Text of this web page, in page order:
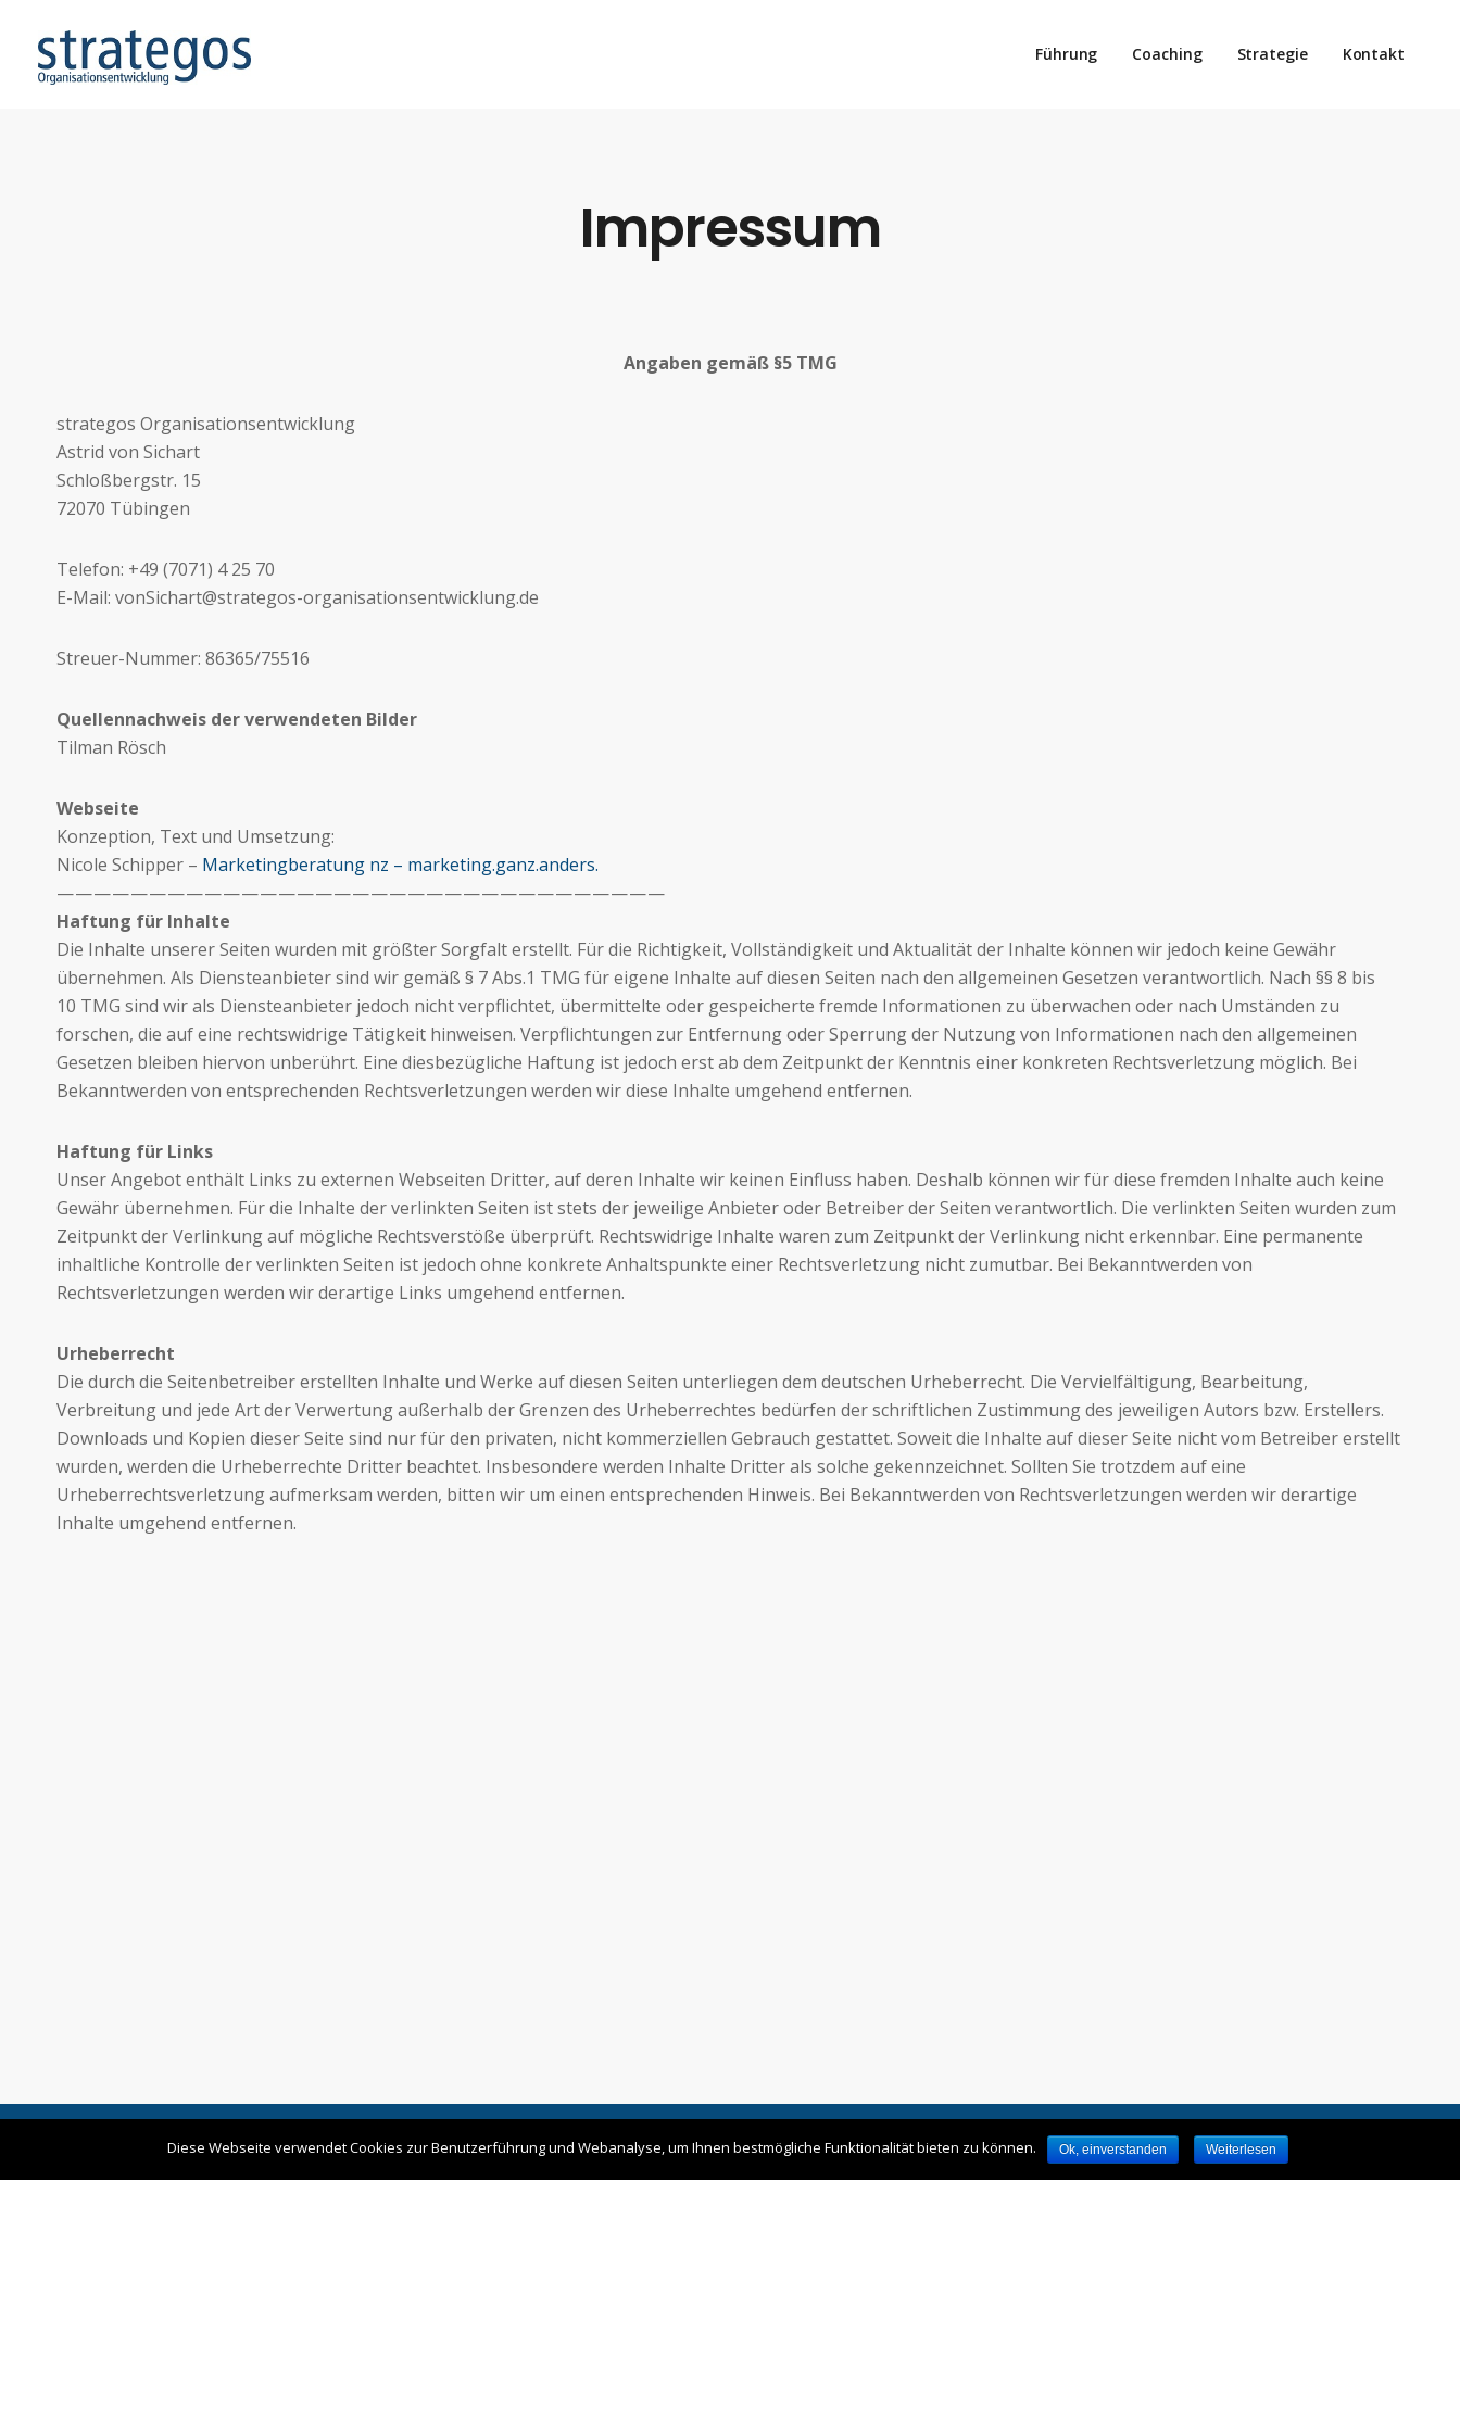
Führung Coaching Strategie Kontakt
Impressum
Angaben gemäß §5 TMG
strategos Organisationsentwicklung
Astrid von Sichart
Schloßbergstr. 15
72070 Tübingen
Telefon: +49 (7071) 4 25 70
E-Mail: vonSichart@strategos-organisationsentwicklung.de
Streuer-Nummer: 86365/75516
Quellennachweis der verwendeten Bilder
Tilman Rösch
Webseite
Konzeption, Text und Umsetzung:
Nicole Schipper – Marketingberatung nz – marketing.ganz.anders.
— — — — — — — — — — — — — — — — — — — — — — — — — — — — — — — — —
Haftung für Inhalte
Die Inhalte unserer Seiten wurden mit größter Sorgfalt erstellt. Für die Richtigkeit, Vollständigkeit und Aktualität der Inhalte können wir jedoch keine Gewähr
übernehmen. Als Diensteanbieter sind wir gemäß § 7 Abs.1 TMG für eigene Inhalte auf diesen Seiten nach den allgemeinen Gesetzen verantwortlich. Nach §§ 8 bis
10 TMG sind wir als Diensteanbieter jedoch nicht verpflichtet, übermittelte oder gespeicherte fremde Informationen zu überwachen oder nach Umständen zu
forschen, die auf eine rechtswidrige Tätigkeit hinweisen. Verpflichtungen zur Entfernung oder Sperrung der Nutzung von Informationen nach den allgemeinen
Gesetzen bleiben hiervon unberührt. Eine diesbezügliche Haftung ist jedoch erst ab dem Zeitpunkt der Kenntnis einer konkreten Rechtsverletzung möglich. Bei
Bekanntwerden von entsprechenden Rechtsverletzungen werden wir diese Inhalte umgehend entfernen.
Haftung für Links
Unser Angebot enthält Links zu externen Webseiten Dritter, auf deren Inhalte wir keinen Einfluss haben. Deshalb können wir für diese fremden Inhalte auch keine
Gewähr übernehmen. Für die Inhalte der verlinkten Seiten ist stets der jeweilige Anbieter oder Betreiber der Seiten verantwortlich. Die verlinkten Seiten wurden zum
Zeitpunkt der Verlinkung auf mögliche Rechtsverstöße überprüft. Rechtswidrige Inhalte waren zum Zeitpunkt der Verlinkung nicht erkennbar. Eine permanente
inhaltliche Kontrolle der verlinkten Seiten ist jedoch ohne konkrete Anhaltspunkte einer Rechtsverletzung nicht zumutbar. Bei Bekanntwerden von
Rechtsverletzungen werden wir derartige Links umgehend entfernen.
Urheberrecht
Die durch die Seitenbetreiber erstellten Inhalte und Werke auf diesen Seiten unterliegen dem deutschen Urheberrecht. Die Vervielfältigung, Bearbeitung,
Verbreitung und jede Art der Verwertung außerhalb der Grenzen des Urheberrechtes bedürfen der schriftlichen Zustimmung des jeweiligen Autors bzw. Erstellers.
Downloads und Kopien dieser Seite sind nur für den privaten, nicht kommerziellen Gebrauch gestattet. Soweit die Inhalte auf dieser Seite nicht vom Betreiber erstellt
wurden, werden die Urheberrechte Dritter beachtet. Insbesondere werden Inhalte Dritter als solche gekennzeichnet. Sollten Sie trotzdem auf eine
Urheberrechtsverletzung aufmerksam werden, bitten wir um einen entsprechenden Hinweis. Bei Bekanntwerden von Rechtsverletzungen werden wir derartige
Inhalte umgehend entfernen.
Copyright © strategos Organisationsentwicklung Impressum
Diese Webseite verwendet Cookies zur Benutzerführung und Webanalyse, um Ihnen bestmögliche Funktionalität bieten zu können. Ok, einverstanden Weiterlesen